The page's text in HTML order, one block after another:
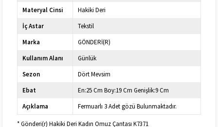
Materyal Cinsi
Hakiki Deri
İç Astar
Tekstil
Marka
GÖNDERİ(R)
Kullanım Alanı
Günlük
Sezon
Dört Mevsim
Ebat
En:25 Cm Boy:19 Cm Genişlik:9 Cm
Açıklama
Fermuarlı 3 Adet gözü Bulunmaktadır.
* Gönderi(r) Hakiki Deri Kadın Omuz Çantası K7371